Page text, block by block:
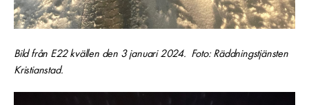
Bild från E22 kvällen den 3 januari 2024. Foto: Räddningstjänsten
Kristianstad.